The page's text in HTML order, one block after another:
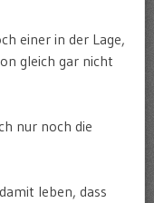
einer in der Lage,
gleich gar nicht
nur noch die
leben, dass